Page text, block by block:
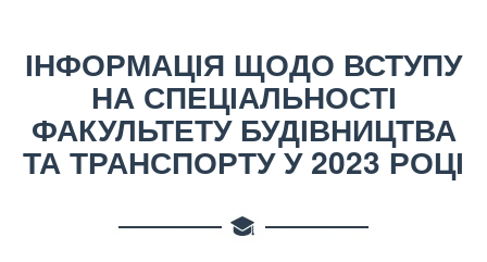
ІНФОРМАЦІЯ ЩОДО ВСТУПУ
НА СПЕЦІАЛЬНОСТІ
ФАКУЛЬТЕТУ БУДІВНИЦТВА
ТА ТРАНСПОРТУ У 2023 РОЦІ